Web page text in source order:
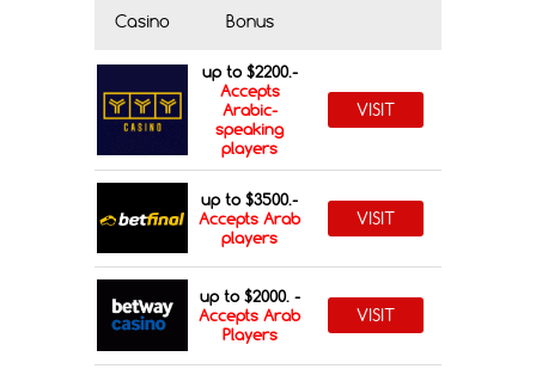
Casino Bonus
up to $2200.-
Accepts
Arabic-
speaking
players
VISIT
up to $3500.-
Accepts Arab
players
VISIT
up to $2000. -
Accepts Arab
Players
VISIT